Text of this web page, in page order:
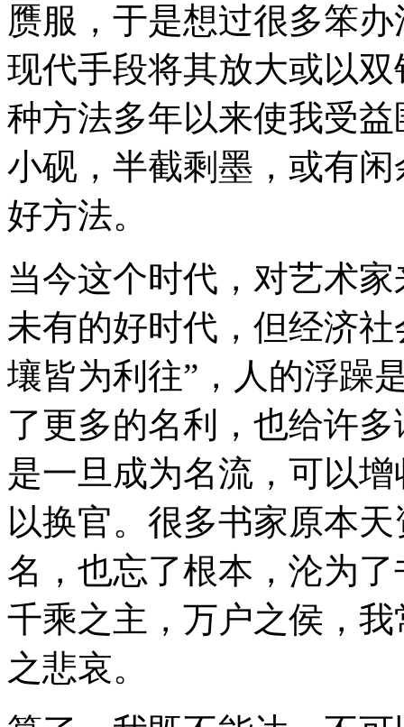
赝服，于是想过很多笨
现代手段将其放大或以
种方法多年以来使我受
小砚，半截剩墨，或有
好方法。
当今这个时代，对艺术
未有的好时代，但经济
壤皆为利往”，人的浮躁
了更多的名利，也给许
是一旦成为名流，可以
以换官。很多书家原本
名，也忘了根本，沦为
千乘之主，万户之侯，
之悲哀。